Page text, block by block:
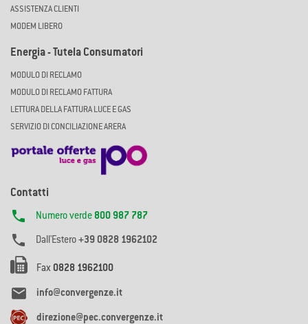
ASSISTENZA CLIENTI
MODEM LIBERO
Energia - Tutela Consumatori
MODULO DI RECLAMO
MODULO DI RECLAMO FATTURA
LETTURA DELLA FATTURA LUCE E GAS
SERVIZIO DI CONCILIAZIONE ARERA
Contatti
 Numero verde 800 987 787
 Dall'Estero +39 0828 1962102
Fax 0828 1962100
 info@convergenze.it
direzione@pec.convergenze.it